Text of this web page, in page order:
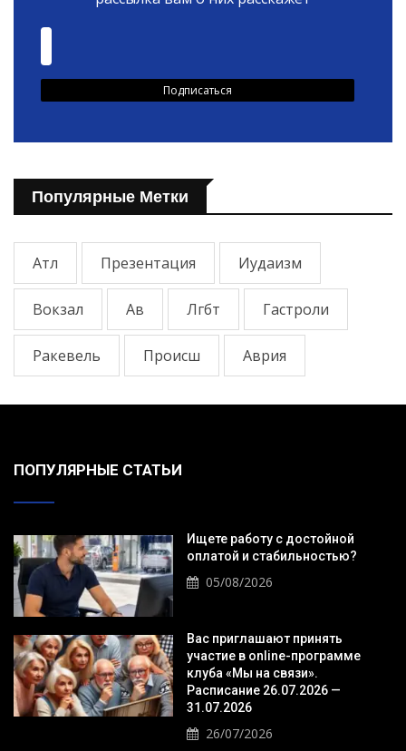
Популярные Метки
Атл Презентация Иудаизм
Вокзал Ав Лгбт Гастроли
Ракевель Происш Аврия
ПОПУЛЯРНЫЕ СТАТЬИ
Ищете работу с достойной
оплатой и стабильностью?
05/08/2026
Вас приглашают принять
участие в online-программе
клуба «Мы на связи».
Расписание 26.07.2026 —
31.07.2026
26/07/2026